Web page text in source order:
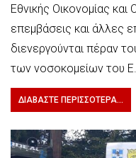
Εθνικής Οικονομίας και
επεμβάσεις και άλλες
διενεργούνται πέραν
των νοσοκομείων του
ΔΙΑΒΆΣΤΕ ΠΕΡΙΣΣΌΤΕΡΑ...